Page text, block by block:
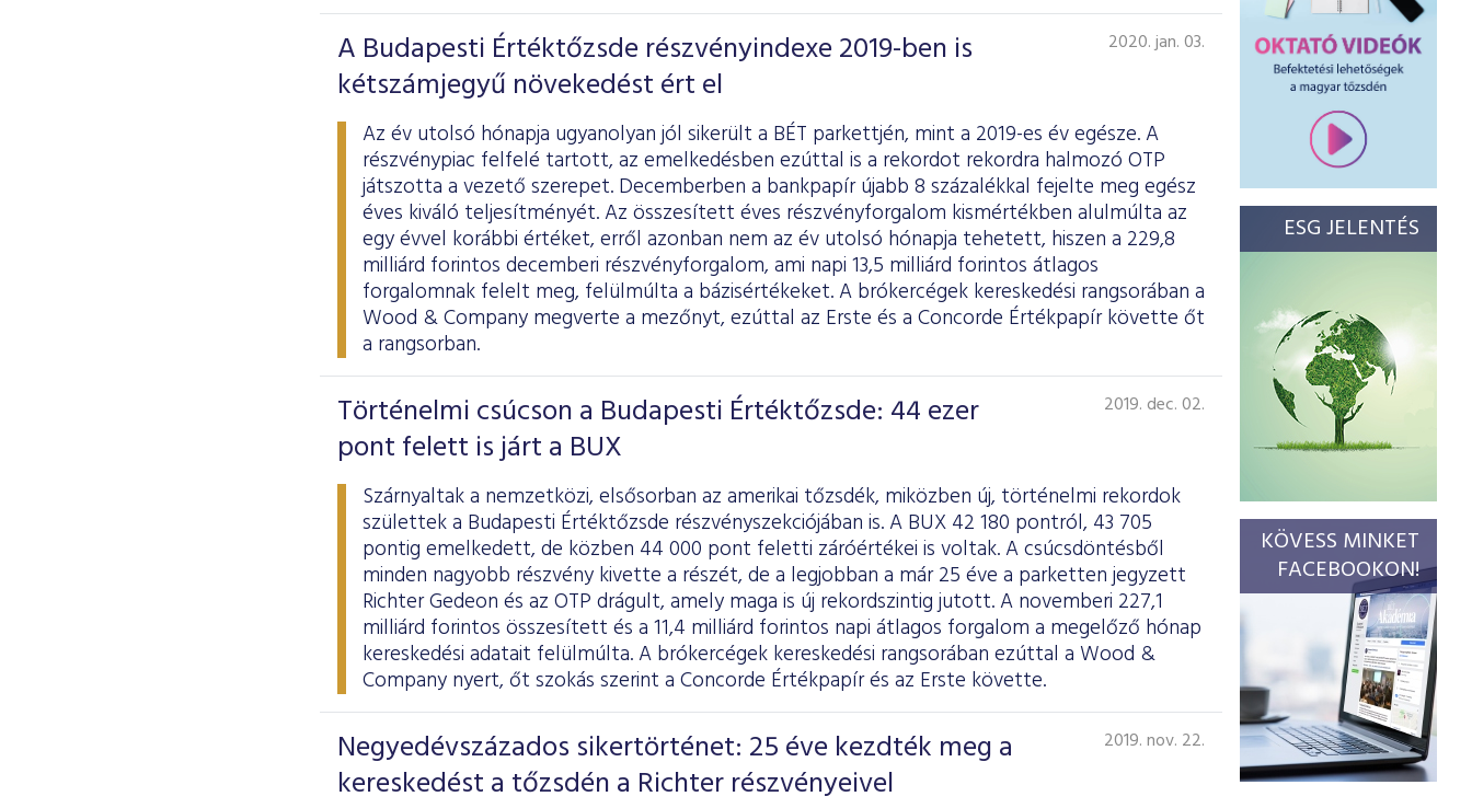
A Budapesti Értéktőzsde részvényindexe 2019-ben is
kétszámjegyű növekedést ért el
2020. jan. 03.
Az év utolsó hónapja ugyanolyan jól sikerült a BÉT parkettjén, mint a 2019-es év egésze. A
részvénypiac felfelé tartott, az emelkedésben ezúttal is a rekordot rekordra halmozó OTP
játszotta a vezető szerepet. Decemberben a bankpapír újabb 8 százalékkal fejelte meg egész
éves kiváló teljesítményét. Az összesített éves részvényforgalom kismértékben alulmúlta az
egy évvel korábbi értéket, erről azonban nem az év utolsó hónapja tehetett, hiszen a 229,8
milliárd forintos decemberi részvényforgalom, ami napi 13,5 milliárd forintos átlagos
forgalomnak felelt meg, felülmúlta a bázisértékeket. A brókercégek kereskedési rangsorában a
Wood & Company megverte a mezőnyt, ezúttal az Erste és a Concorde Értékpapír követte őt
a rangsorban.
Történelmi csúcson a Budapesti Értéktőzsde: 44 ezer
pont felett is járt a BUX
2019. dec. 02.
Szárnyaltak a nemzetközi, elsősorban az amerikai tőzsdék, miközben új, történelmi rekordok
születtek a Budapesti Értéktőzsde részvényszekciójában is. A BUX 42 180 pontról, 43 705
pontig emelkedett, de közben 44 000 pont feletti záróértékei is voltak. A csúcsdöntésből
minden nagyobb részvény kivette a részét, de a legjobban a már 25 éve a parketten jegyzett
Richter Gedeon és az OTP drágult, amely maga is új rekordszintig jutott. A novemberi 227,1
milliárd forintos összesített és a 11,4 milliárd forintos napi átlagos forgalom a megelőző hónap
kereskedési adatait felülmúlta. A brókercégek kereskedési rangsorában ezúttal a Wood &
Company nyert, őt szokás szerint a Concorde Értékpapír és az Erste követte.
Negyedévszázados sikertörténet: 25 éve kezdték meg a
kereskedést a tőzsdén a Richter részvényeivel
2019. nov. 22.
ESG JELENTÉS
KÖVESS MINKET
FACEBOOKON!